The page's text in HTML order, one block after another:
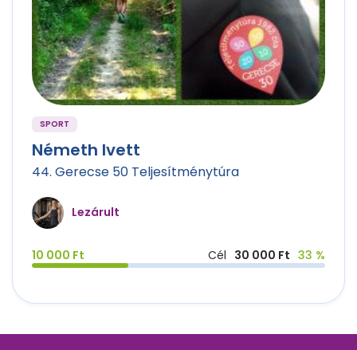
SPORT
Németh Ivett
44. Gerecse 50 Teljesítménytúra
Lezárult
10 000 Ft Cél 30 000 Ft 33 %